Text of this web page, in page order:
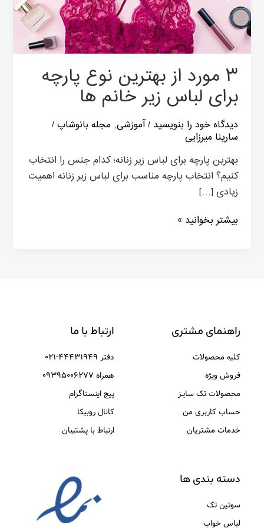
۳ مورد از بهترین نوع پارچه
برای لباس زیر خانم ها
دیدگاه‌ خود را بنویسید /آموزشی, مجله بانوشاپ/
سارینا میرزایی
بهترین پارچه برای لباس زیر زنانه؛ کدام جنس را انتخاب
کنیم؟ انتخاب پارچه مناسب برای لباس زیر زنانه اهمیت
زیادی […]
لباس
زیر
خانم
بیشتر بخوانید »
راهنمای مشتری
کلیه محصولات
فروش ویژه
محصولات تک سایـز
حساب کاربری من
خدمات مشتریان
ارتباط با ما
دفتر ۴۴۴۳۱۹۴۹-۰۲۱
همراه ۰۹۳۹۵۰۰۶۲۷۷
پیج اینستاگرام
کانال روبیکا
ارتباط با پشتیبان
دسته بندی ها
سوتین تک
لباس خواب